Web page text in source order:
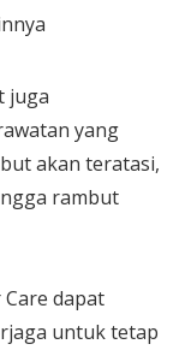
juga
yang
akan teratasi,
rambut
dapat
untuk tetap